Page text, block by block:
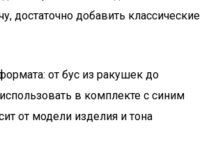
достаточно добавить классические
от бус из ракушек до
в комплекте с синим
от модели изделия и тона